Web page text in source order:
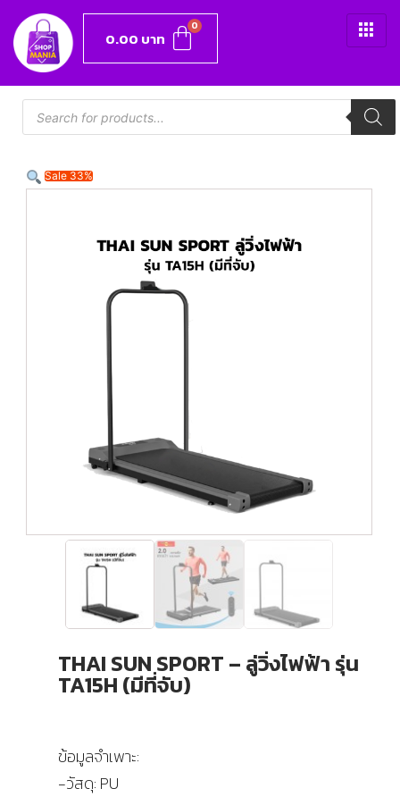
0.00 บาท
Sale 33%
THAI SUN SPORT – ลู่วิ่งไฟฟ้า รุ่น
TA15H (มีที่จับ)
ข้อมูลจำเพาะ:
-วัสดุ: PU